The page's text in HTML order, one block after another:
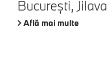
București, Jilava
Află mai multe